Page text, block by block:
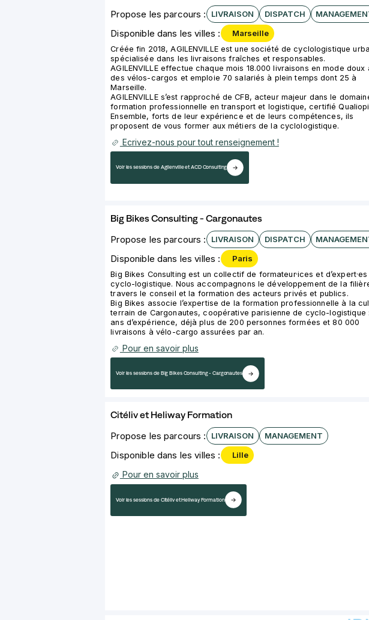
Propose les parcours : LIVRAISON DISPATCH
Disponible dans les villes : Marseille
Créée fin 2018, AGILENVILLE est une société de cyclologistique
spécialisée dans les livraisons fraîches et responsables.
AGILENVILLE effectue chaque mois 18.000 livraisons en mode doux
des vélos-cargos et emploie 70 salariés à plein temps dont 25 à
Marseille.
AGILENVILLE s’est rapproché de CFB, acteur majeur dans le
formation professionnelle en transport et logistique, certifié Qualiopi
Ensemble, forts de leur expérience et de leurs compétences, ils
proposent de vous former aux métiers de la cyclologistique.
Ecrivez-nous pour tout renseignement !
Voir les sessions de Agilenville et ACD Consulting
Big Bikes Consulting - Cargonautes
Propose les parcours : LIVRAISON DISPATCH
Disponible dans les villes : Paris
Big Bikes Consulting est un collectif de formateur·ices et d’expert·es
cyclo-logistique. Nous accompagnons le développement de la
travers le conseil et la formation des acteurs privés et publics.
Big Bikes associe l’expertise de la formation professionnelle à la
terrain de Cargonautes, coopérative parisienne de cyclo-logistique
ans d’expérience, déjà plus de 200 personnes formées et 80 000
livraisons à vélo-cargo assurées par an.
Pour en savoir plus
Voir les sessions de Big Bikes Consulting - Cargonautes
Citéliv et Heliway Formation
Propose les parcours : LIVRAISON MANAGEMENT
Disponible dans les villes : Lille
Pour en savoir plus
Voir les sessions de Citéliv et Heliway Formation